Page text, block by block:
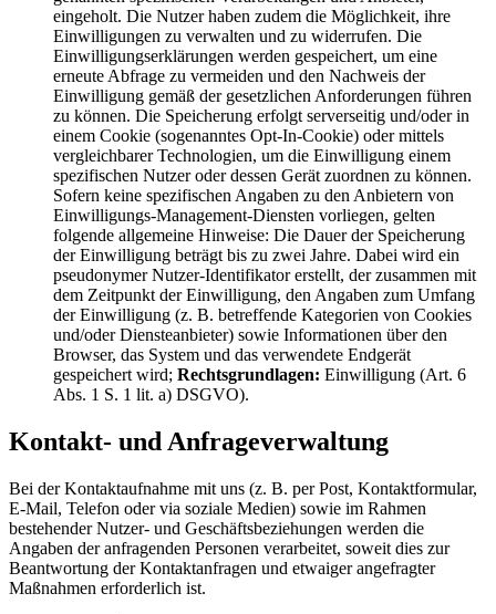
eingeholt. Die Nutzer haben zudem die Möglichkeit, ihre
Einwilligungen zu verwalten und zu widerrufen. Die
Einwilligungserklärungen werden gespeichert, um eine
erneute Abfrage zu vermeiden und den Nachweis der
Einwilligung gemäß der gesetzlichen Anforderungen führen
zu können. Die Speicherung erfolgt serverseitig und/oder in
einem Cookie (sogenanntes Opt-In-Cookie) oder mittels
vergleichbarer Technologien, um die Einwilligung einem
spezifischen Nutzer oder dessen Gerät zuordnen zu können.
Sofern keine spezifischen Angaben zu den Anbietern von
Einwilligungs-Management-Diensten vorliegen, gelten
folgende allgemeine Hinweise: Die Dauer der Speicherung
der Einwilligung beträgt bis zu zwei Jahre. Dabei wird ein
pseudonymer Nutzer-Identifikator erstellt, der zusammen mit
dem Zeitpunkt der Einwilligung, den Angaben zum Umfang
der Einwilligung (z. B. betreffende Kategorien von Cookies
und/oder Diensteanbieter) sowie Informationen über den
Browser, das System und das verwendete Endgerät
gespeichert wird; Rechtsgrundlagen: Einwilligung (Art. 6
Abs. 1 S. 1 lit. a) DSGVO).
Kontakt- und Anfrageverwaltung
Bei der Kontaktaufnahme mit uns (z. B. per Post, Kontaktformular,
E-Mail, Telefon oder via soziale Medien) sowie im Rahmen
bestehender Nutzer- und Geschäftsbeziehungen werden die
Angaben der anfragenden Personen verarbeitet, soweit dies zur
Beantwortung der Kontaktanfragen und etwaiger angefragter
Maßnahmen erforderlich ist.